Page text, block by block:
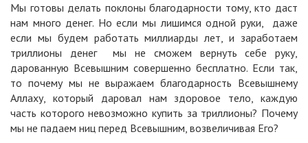
Мы готовы делать поклоны благодарности тому, кто даст
нам много денег. Но если мы лишимся одной руки, даже
если мы будем работать миллиарды лет, и заработаем
триллионы денег мы не сможем вернуть себе руку,
дарованную Всевышним совершенно бесплатно. Если так,
то почему мы не выражаем благодарность Всевышнему
Аллаху, который даровал нам здоровое тело, каждую
часть которого невозможно купить за триллионы? Почему
мы не падаем ниц перед Всевышним, возвеличивая Его?